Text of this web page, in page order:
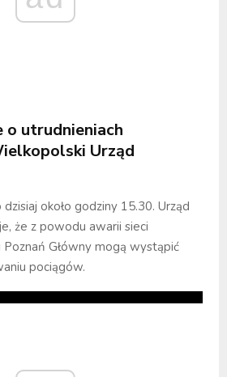
o utrudnieniach
Urząd
około godziny 15.30. Urząd
że z powodu awarii sieci
Główny mogą wystąpić
pociągów.